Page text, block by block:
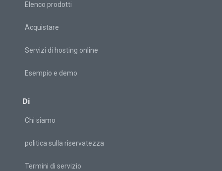
Elenco prodotti
Acquistare
Servizi di hosting online
Esempio e demo
Di
Chi siamo
politica sulla riservatezza
Termini di servizio